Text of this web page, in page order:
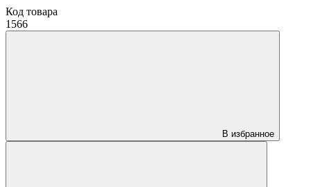
Код товара
1566
В избранное